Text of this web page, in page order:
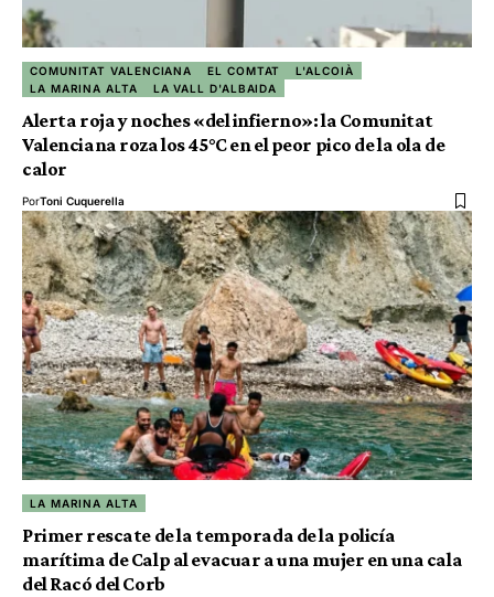
COMUNITAT VALENCIANA EL COMTAT
L'ALCOIÀ
LA MARINA ALTA
LA VALL D'ALBAIDA
Alerta roja y noches «del infierno»: la Comunitat
Valenciana roza los 45°C en el peor pico de la ola de
calor
PorToni Cuquerella
LA MARINA ALTA
Primer rescate de la temporada de la policía
marítima de Calp al evacuar a una mujer en una cala
del Racó del Corb